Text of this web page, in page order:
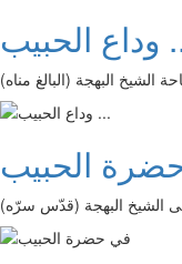
...
الشيخ البهجة (البالغ مناه)
الحبيب
الشيخ البهجة (قدّس سرّه)